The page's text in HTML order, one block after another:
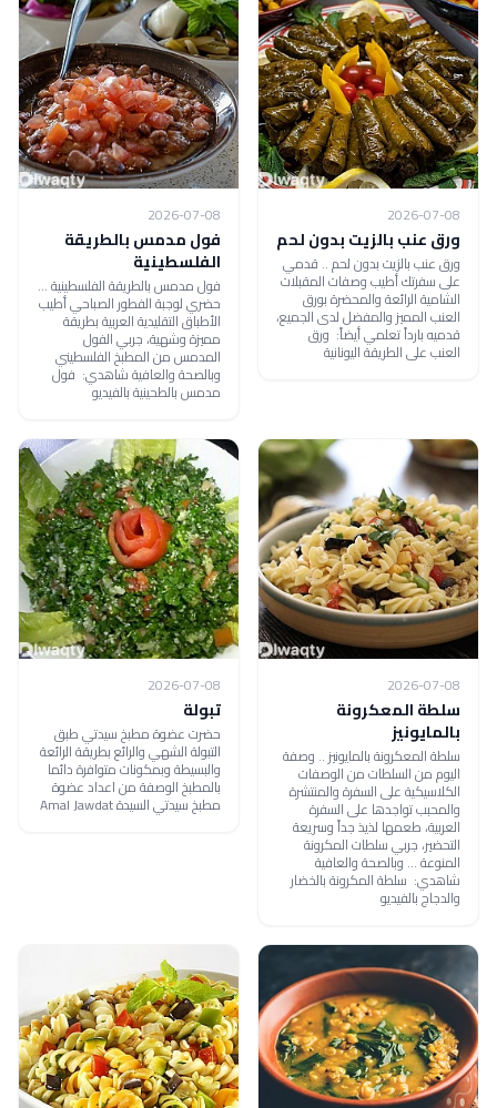
2026-07-08
ورق عنب بالزيت بدون لحم
ورق عنب بالزيت بدون لحم .. قدمي
على سفرتك أطيب وصفات المقبلات
الشامية الرائعة والمحضرة بورق
العنب المميز والمفضل لدى الجميع،
قدميه بارداً تعلمي أيضاً: ورق
العنب على الطريقة اليونانية
2026-07-08
فول مدمس بالطريقة
الفلسطينية
فول مدمس بالطريقة الفلسطينية ...
حضري لوجبة الفطور الصباحي أطيب
الأطباق التقليدية العربية بطريقة
مميزة وشهية، جربي الفول
المدمس من المطبخ الفلسطيني
وبالصحة والعافية شاهدي: فول
مدمس بالطحينية بالفيديو
2026-07-08
سلطة المعكرونة
بالمايونيز
سلطة المعكرونة بالمايونيز .. وصفة
اليوم من السلطات من الوصفات
الكلاسيكية على السفرة والمنتشرة
والمحبب تواجدها على السفرة
العربية، طعمها لذيذ جداً وسريعة
التحضير، جربي سلطات المكرونة
المنوعة ... وبالصحة والعافية
شاهدي: سلطة المكرونة بالخضار
والدجاج بالفيديو
2026-07-08
تبولة
حضرت عضوة مطبخ سيدتي طبق
التبولة الشهي والرائع بطريقة الرائعة
والبسيطة وبمكونات متوافرة دائما
بالمطبخ الوصفة من اعداد عضوة
مطبخ سيدتي السيدة Amal Jawdat